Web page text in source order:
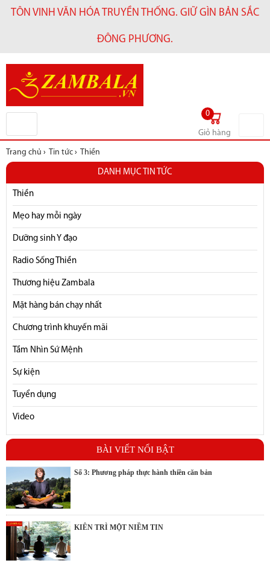
TÔN VINH VĂN HÓA TRUYỀN THỐNG. GIỮ GÌN BẢN SẮC
ĐÔNG PHƯƠNG.
0
Giỏ hàng
Trang chủ › Tin tức › Thiền
DANH MỤC TIN TỨC
Thiền
Mẹo hay mỗi ngày
Dưỡng sinh Y đạo
Radio Sống Thiền
Thương hiệu Zambala
Mặt hàng bán chạy nhất
Chương trình khuyến mãi
Tầm Nhìn Sứ Mệnh
Sự kiện
Tuyển dụng
Video
BÀI VIẾT NỔI BẬT
Số 3: Phương pháp thực hành thiền căn bản
KIÊN TRÌ MỘT NIỀM TIN